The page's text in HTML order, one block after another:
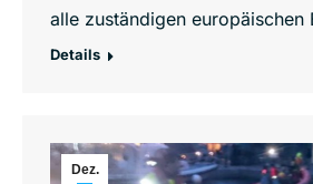
alle zuständigen europäischen
Details
Dez.